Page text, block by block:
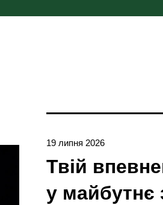
19 липня 2026
Твій
у майбутнє